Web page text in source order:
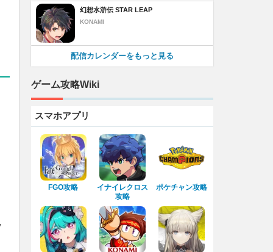
幻想水滸伝 STAR LEAP
KONAMI
配信カレンダーをもっと見る
ゲーム攻略Wiki
スマホアプリ
FGO攻略
イナイレクロス
攻略
ポケチャン攻略